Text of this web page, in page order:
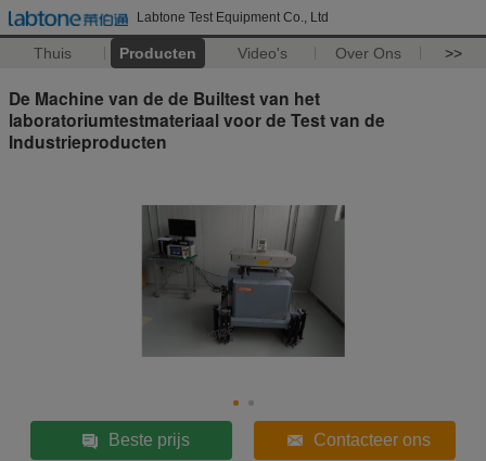
Labtone Test Equipment Co., Ltd
Thuis Producten Video's Over Ons >>
De Machine van de de Builtest van het
laboratoriumtestmateriaal voor de Test van de
Industrieproducten
Beste prijs Contacteer ons